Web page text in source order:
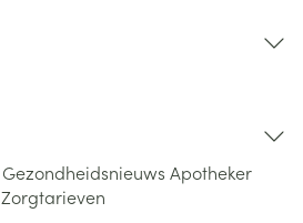
Gezondheidsnieuws Apotheker
Zorgtarieven